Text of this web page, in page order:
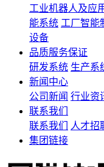
工业机器人及应
能系统 工厂智能
设备
品质服务保证
研发系统 生产系
新闻中心
公司新闻 行业资
联系我们
联系我们
人才招
集团链接